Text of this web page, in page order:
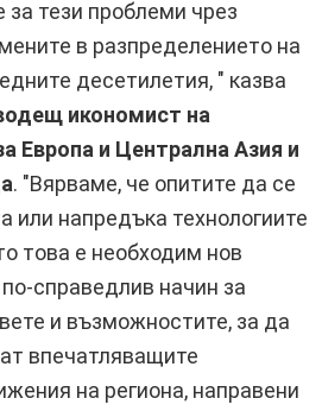
за тези проблеми чрез
в разпределението на
десетилетия, " казва
икономист на
Европа и Централна Азия и
. "Вярваме, че опитите да се
или напредъка технологиите
това е необходим нов
справедлив начин за
и възможностите, за да
впечатляващите
на региона, направени